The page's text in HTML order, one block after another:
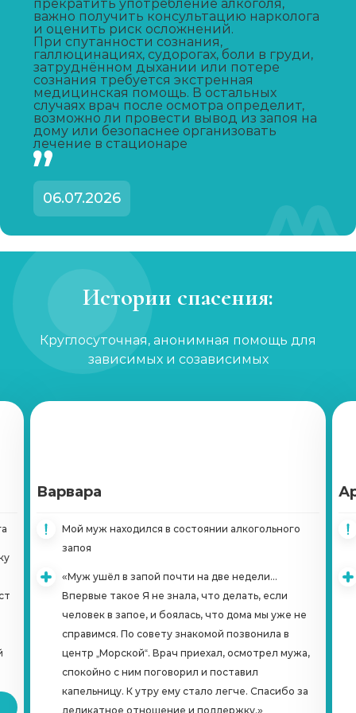
Капельница от запоя
от 2 000 ₽ Записаться
Капельница от похмелья
от 1 500 ₽ Записаться
Лечение женского алкоголизма
Кодирование уколом
от 4 500 ₽ Записаться
от 6 500 ₽ Записаться
от 22 000 ₽
Кодирование Налтрексоном
Справка о кодировке
от 1 000 ₽ Записаться
Вшивание Эспераль
прекратить употребление алкоголя,
важно получить консультацию нарколога
и оценить риск осложнений.
При спутанности сознания,
галлюцинациях, судорогах, боли в груди,
затруднённом дыхании или потере
сознания требуется экстренная
медицинская помощь. В остальных
случаях врач после осмотра определит,
возможно ли провести вывод из запоя на
дому или безопаснее организовать
лечение в стационаре
06.07.2026
Истории спасения:
Круглосуточная, анонимная помощь для
зависимых и созависимых
Варвара
Мой муж находился в состоянии алкогольного
запоя
«Муж ушёл в запой почти на две недели...
Впервые такое Я не знала, что делать, если
человек в запое, и боялась, что дома мы уже не
справимся. По совету знакомой позвонила в
центр „Морской“. Врач приехал, осмотрел мужа,
спокойно с ним поговорил и поставил
капельницу. К утру ему стало легче. Спасибо за
деликатное отношение и поддержку.»